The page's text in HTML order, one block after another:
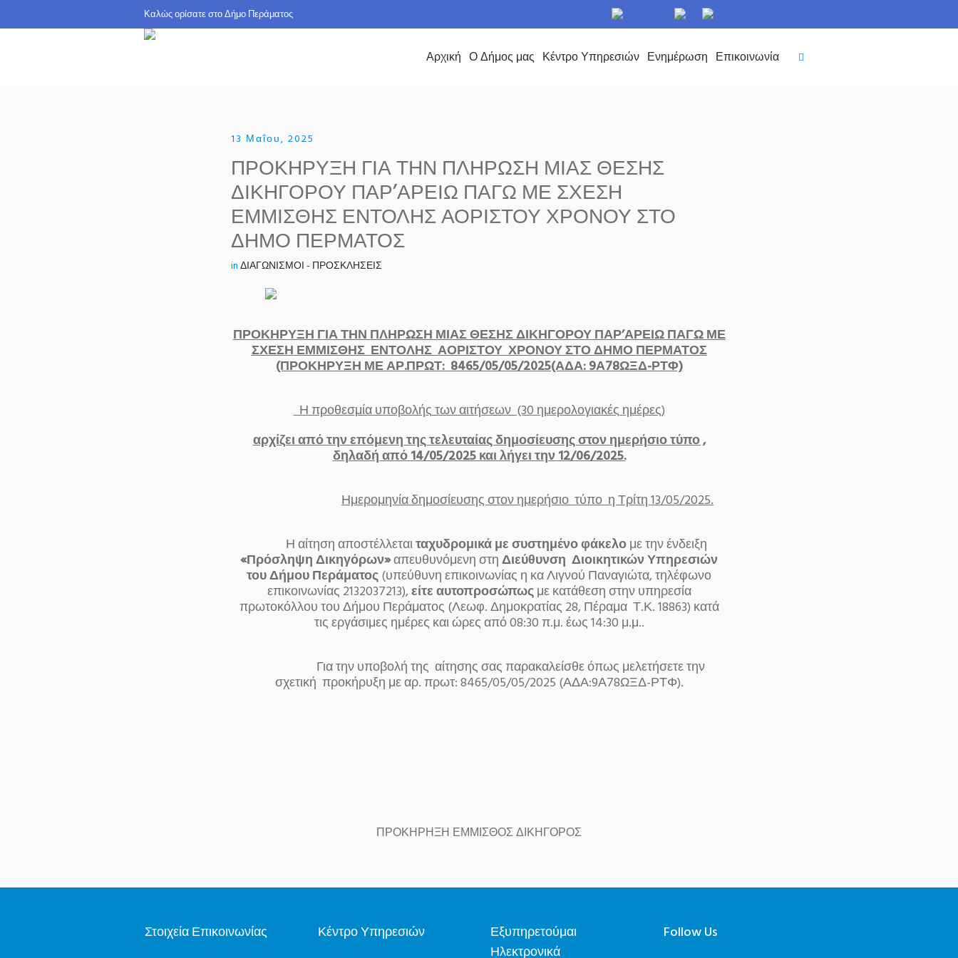
Καλώς ορίσατε στο Δήμο Περάματος
Αρχική Ο Δήμος μας Κέντρο Υπηρεσιών Ενημέρωση Επικοινωνία
13 Μαΐου, 2025
ΠΡΟΚΗΡΥΞΗ ΓΙΑ ΤΗΝ ΠΛΗΡΩΣΗ ΜΙΑΣ ΘΕΣΗΣ
ΔΙΚΗΓΟΡΟΥ ΠΑΡ’ΑΡΕΙΩ ΠΑΓΩ ΜΕ ΣΧΕΣΗ
ΕΜΜΙΣΘΗΣ ΕΝΤΟΛΗΣ ΑΟΡΙΣΤΟΥ ΧΡΟΝΟΥ ΣΤΟ
ΔΗΜΟ ΠΕΡΜΑΤΟΣ
inΔΙΑΓΩΝΙΣΜΟΙ - ΠΡΟΣΚΛΗΣΕΙΣ
ΠΡΟΚΗΡΥΞΗ ΓΙΑ ΤΗΝ ΠΛΗΡΩΣΗ ΜΙΑΣ ΘΕΣΗΣ ΔΙΚΗΓΟΡΟΥ ΠΑΡ’ΑΡΕΙΩ ΠΑΓΩ ΜΕ
ΣΧΕΣΗ ΕΜΜΙΣΘΗΣ ΕΝΤΟΛΗΣ ΑΟΡΙΣΤΟΥ ΧΡΟΝΟΥ ΣΤΟ ΔΗΜΟ ΠΕΡΜΑΤΟΣ
(ΠΡΟΚΗΡΥΞΗ ΜΕ ΑΡ.ΠΡΩΤ: 8465/05/05/2025(ΑΔΑ: 9Α78ΩΞΔ-ΡΤΦ)
Η προθεσμία υποβολής των αιτήσεων (30 ημερολογιακές ημέρες)
αρχίζει από την επόμενη της τελευταίας δημοσίευσης στον ημερήσιο τύπο ,
δηλαδή από 14/05/2025 και λήγει την 12/06/2025.
Ημερομηνία δημοσίευσης στον ημερήσιο τύπο η Τρίτη 13/05/2025.
Η αίτηση αποστέλλεταιταχυδρομικά με συστημένο φάκελομε την ένδειξη
«Πρόσληψη Δικηγόρων»απευθυνόμενη στηΔιεύθυνση Διοικητικών Υπηρεσιών
του Δήμου Περάματος(υπεύθυνη επικοινωνίας η κα Λιγνού Παναγιώτα, τηλέφωνο
επικοινωνίας 2132037213),είτε αυτοπροσώπωςμε κατάθεση στην υπηρεσία
πρωτοκόλλου του Δήμου Περάματος (Λεωφ. Δημοκρατίας 28, Πέραμα Τ.Κ. 18863) κατά
τις εργάσιμες ημέρες και ώρες από 08:30 π.μ. έως 14:30 μ.μ..
Για την υποβολή της αίτησης σας παρακαλείσθε όπως μελετήσετε την
σχετική προκήρυξη με αρ. πρωτ: 8465/05/05/2025 (ΑΔΑ:9Α78ΩΞΔ-ΡΤΦ).
ΠΡΟΚΗΡΗΞΗ ΕΜΜΙΣΘΟΣ ΔΙΚΗΓΟΡΟΣ
Στοιχεία Επικοινωνίας Κέντρο Υπηρεσιών
Εξυπηρετούμαι
Ηλεκτρονικά
Follow Us